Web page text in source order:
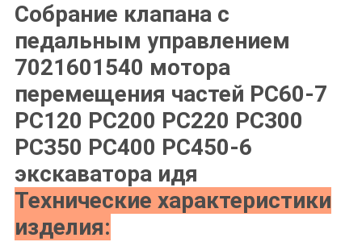
Собрание клапана с
педальным управлением
7021601540 мотора
перемещения частей PC60-7
PC120 PC200 PC220 PC300
PC350 PC400 PC450-6
экскаватора идя
Технические характеристики
изделия: